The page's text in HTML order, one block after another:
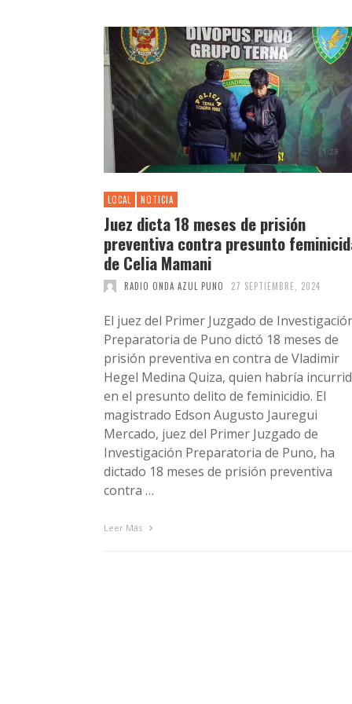
LOCAL NOTICIA
Juez dicta 18 meses de prisión
preventiva contra presunto
de Celia Mamani
RADIO ONDA AZUL PUNO 27 SEPTIEMBRE, 2024
El juez del Primer Juzgado de
Preparatoria de Puno dictó 18 meses de
prisión preventiva en contra de Vladimir
Hegel Medina Quiza, quien habría
en el presunto delito de feminicidio. El
magistrado Edson Augusto Jauregui
Mercado, juez del Primer Juzgado de
Investigación Preparatoria de Puno, ha
dictado 18 meses de prisión preventiva
contra …
Leer Más